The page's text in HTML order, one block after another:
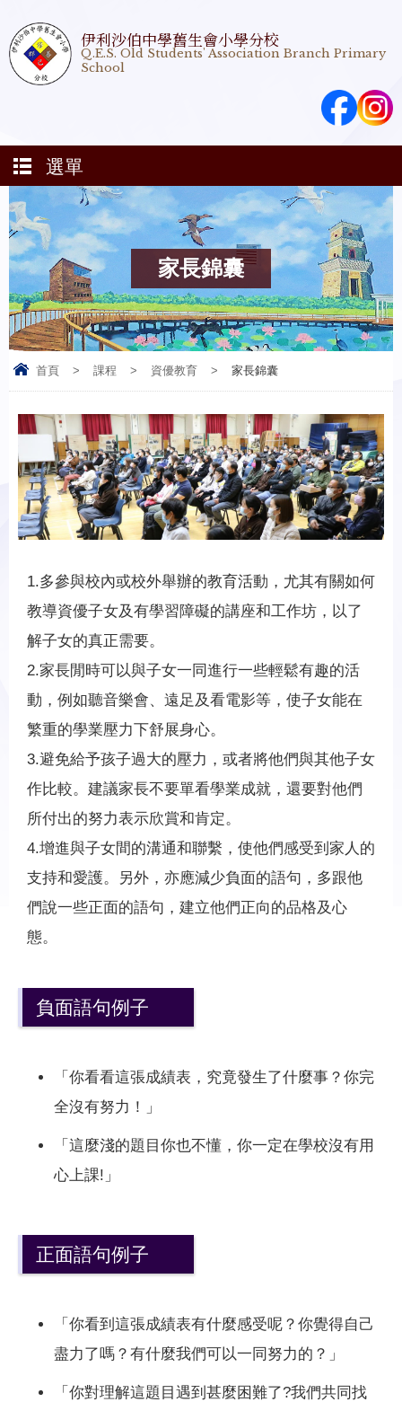
伊利沙伯中學舊生會小學分校
Q.E.S. Old Students' Association Branch Primary
School
選單
家長錦囊
首頁 > 課程 > 資優教育 > 家長錦囊
1.多參與校內或校外舉辦的教育活動，尤其有關如何
教導資優子女及有學習障礙的講座和工作坊，以了
解子女的真正需要。
2.家長閒時可以與子女一同進行一些輕鬆有趣的活
動，例如聽音樂會、遠足及看電影等，使子女能在
繁重的學業壓力下舒展身心。
3.避免給予孩子過大的壓力，或者將他們與其他子女
作比較。建議家長不要單看學業成就，還要對他們
所付出的努力表示欣賞和肯定。
4.增進與子女間的溝通和聯繫，使他們感受到家人的
支持和愛護。另外，亦應減少負面的語句，多跟他
們說一些正面的語句，建立他們正向的品格及心
態。
負面語句例子
「你看看這張成績表，究竟發生了什麼事？你完
全沒有努力！」
「這麼淺的題目你也不懂，你一定在學校沒有用
心上課!」
正面語句例子
「你看到這張成績表有什麼感受呢？你覺得自己
盡力了嗎？有什麼我們可以一同努力的？」
「你對理解這題目遇到甚麼困難了?我們共同找